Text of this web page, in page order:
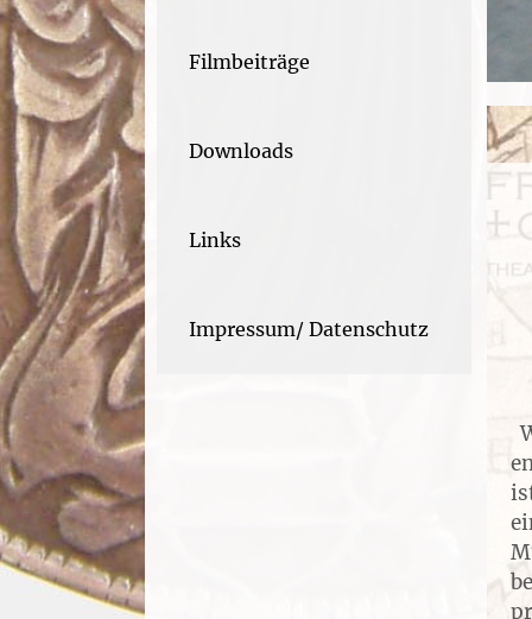
Filmbeiträge
Downloads
Links
Impressum/ Datenschutz